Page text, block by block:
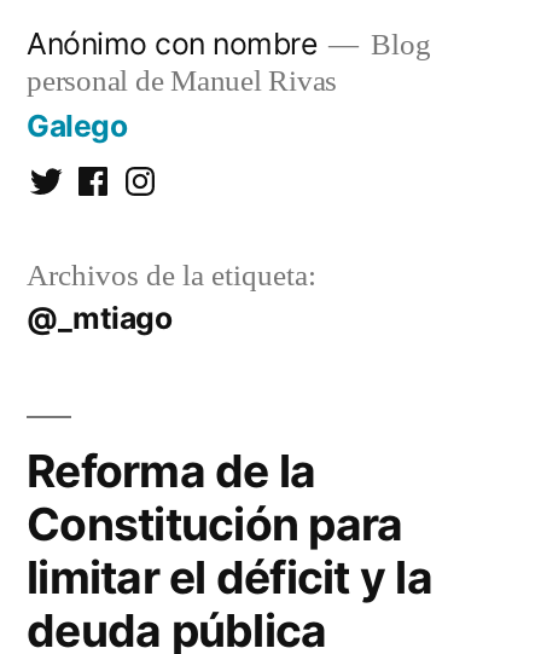
contenido
Anónimo con nombre
Blog
personal de Manuel Rivas
Galego
TwitterFacebookInstagram
Archivos de la etiqueta:
@_mtiago
Reforma de la
Constitución para
limitar el déficit y la
deuda pública